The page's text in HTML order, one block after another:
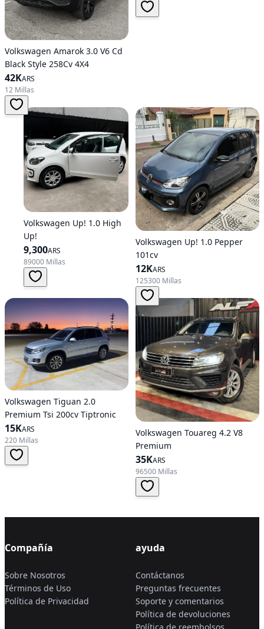
Volkswagen Amarok 3.0 V6 Cd
Black Style 258Cv 4X4
42KARS
12 Millas
Volkswagen Up! 1.0 High
Up!
9,300ARS
89000 Millas
Volkswagen Up! 1.0 Pepper
101cv
12KARS
125300 Millas
Volkswagen Tiguan 2.0
Premium Tsi 200cv Tiptronic
15KARS
220 Millas
Volkswagen Touareg 4.2 V8
Premium
35KARS
96500 Millas
Compañía
Sobre Nosotros
Términos de Uso
Política de Privacidad
ayuda
Contáctanos
Preguntas frecuentes
Soporte y comentarios
Política de devoluciones